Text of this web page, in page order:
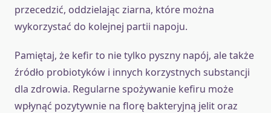
przecedzić, oddzielając ziarna, które można
wykorzystać do kolejnej partii napoju.
Pamiętaj, że kefir to nie tylko pyszny napój, ale także
źródło probiotyków i innych korzystnych substancji
dla zdrowia. Regularne spożywanie kefiru może
wpłynąć pozytywnie na florę bakteryjną jelit oraz